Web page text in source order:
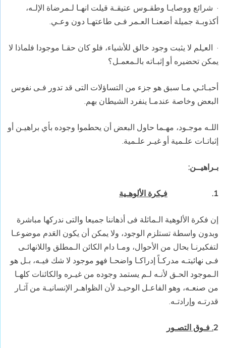
· شرائع ووصايـا وطقـوس عتيقـة قيلت انهـا لـمرضاة الإلـه،
أكذوبـة جميلة أضعنـا العـمر فـى طاعتهـا دون وعـي.
· العـِلم لا يثبت وجود خالق للأشياء، فلو كان حقـا موجودا فلماذا لا
يمكن تحضيره أو إثبـاته بالـمعمـل؟
أحبـائـي مـا سبق هو جزء من التساؤلات التى قد تدور فـى نفوس
البعض وخاصة عندمـا ينفرد الشيطان بهم.
اللـه موجـود، مهـما حاول البعض أن يحطموا وجوده بأي براهيـن أو
إثباتـات علـمية أو غيـر علـمية.
بـراهيــن:
1. فـِكرة الألوهـية
إن فكرة الألوهية الـماثلة فى أذهاننا جميعا والتى ندركها مباشرة
وبدون واسطة تستلزم الوجود، ولا يمكن أن يكون العَدم موضوعـا
لتفكيرنـا بحال من الأحوال، ومـا دام الكائن الـمطلق واللانهائـى
فـى نهائيتـه مدركـاً إدراكـا واضحـا فهو موجود لا شك فيـه، بـل هو
الـموجود الحـق لأنـه لـم يستمد وجوده من غيـره والكائنات كلهـا
من صنعـه، وهو الفاعـل الوحيـد لأن الظواهـر الإنسانيـة من آثـار
قدرتـه وإرادتـه.
2. فـوق التصـور